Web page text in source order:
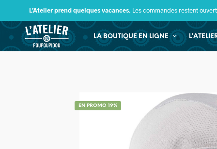
L’Atelier prend quelques vacances. Les commandes restent
LA BOUTIQUE EN LIGNE
EN PROMO 19%